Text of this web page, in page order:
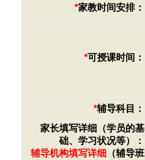
*家教时间安排：
*可授课时间：
*辅导科目：
家长填写详细（学员的基
础、学习状况等）：
辅导机构填写详细 （辅导班